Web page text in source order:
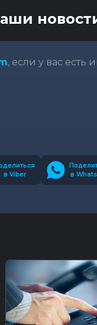
, если у вас есть
в Viber
в